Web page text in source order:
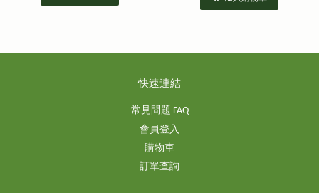
快速連結
常見問題 FAQ
會員登入
購物車
訂單查詢